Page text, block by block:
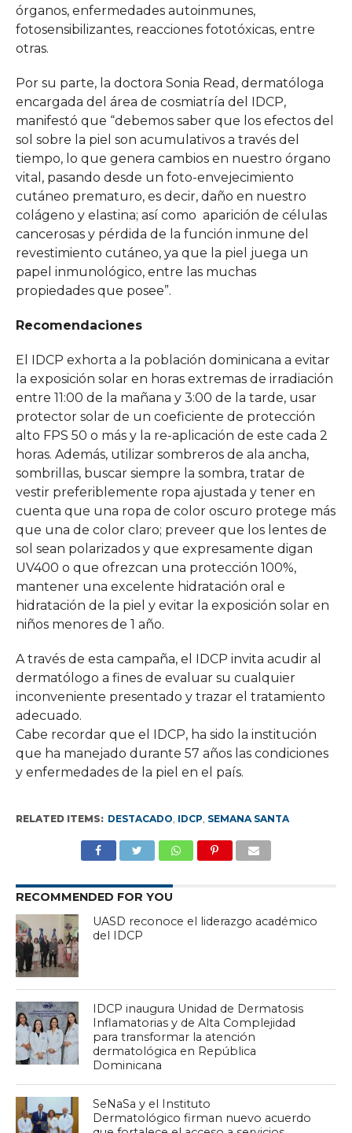
órganos, enfermedades autoinmunes,
fotosensibilizantes, reacciones fototóxicas, entre
otras.
Por su parte, la doctora Sonia Read, dermatóloga
encargada del área de cosmiatría del IDCP,
manifestó que “debemos saber que los efectos del
sol sobre la piel son acumulativos a través del
tiempo, lo que genera cambios en nuestro órgano
vital, pasando desde un foto-envejecimiento
cutáneo prematuro, es decir, daño en nuestro
colágeno y elastina; así como aparición de células
cancerosas y pérdida de la función inmune del
revestimiento cutáneo, ya que la piel juega un
papel inmunológico, entre las muchas
propiedades que posee”.
Recomendaciones
El IDCP exhorta a la población dominicana a evitar
la exposición solar en horas extremas de irradiación
entre 11:00 de la mañana y 3:00 de la tarde, usar
protector solar de un coeficiente de protección
alto FPS 50 o más y la re-aplicación de este cada 2
horas. Además, utilizar sombreros de ala ancha,
sombrillas, buscar siempre la sombra, tratar de
vestir preferiblemente ropa ajustada y tener en
cuenta que una ropa de color oscuro protege más
que una de color claro; preveer que los lentes de
sol sean polarizados y que expresamente digan
UV400 o que ofrezcan una protección 100%,
mantener una excelente hidratación oral e
hidratación de la piel y evitar la exposición solar en
niños menores de 1 año.
A través de esta campaña, el IDCP invita acudir al
dermatólogo a fines de evaluar su cualquier
inconveniente presentado y trazar el tratamiento
adecuado.
Cabe recordar que el IDCP, ha sido la institución
que ha manejado durante 57 años las condiciones
y enfermedades de la piel en el país.
RELATED ITEMS: DESTACADO IDCP SEMANA SANTA
RECOMMENDED FOR YOU
UASD reconoce el liderazgo académico
del IDCP
IDCP inaugura Unidad de Dermatosis
Inflamatorias y de Alta Complejidad
para transformar la atención
dermatológica en República
Dominicana
SeNaSa y el Instituto
Dermatológico firman nuevo acuerdo